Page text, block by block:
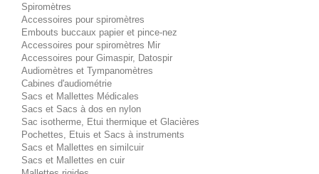
Spiromètres
Accessoires pour spiromètres
Embouts buccaux papier et pince-nez
Accessoires pour spiromètres Mir
Accessoires pour Gimaspir, Datospir
Audiomètres et Tympanomètres
Cabines d'audiométrie
Sacs et Mallettes Médicales
Sacs et Sacs à dos en nylon
Sac isotherme, Etui thermique et Glacières
Pochettes, Etuis et Sacs à instruments
Sacs et Mallettes en similcuir
Sacs et Mallettes en cuir